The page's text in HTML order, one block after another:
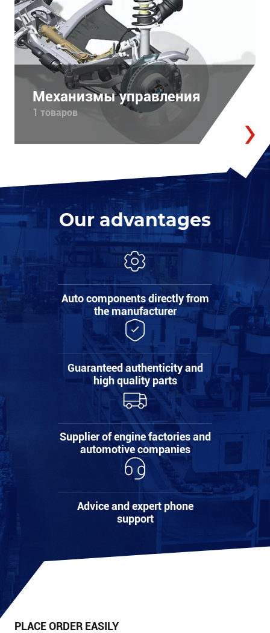
Механизмы управления
1 товаров
Our advantages
Auto components directly from
the manufacturer
Guaranteed authenticity and
high quality parts
Supplier of engine factories and
automotive companies
Advice and expert phone
support
PLACE ORDER EASILY